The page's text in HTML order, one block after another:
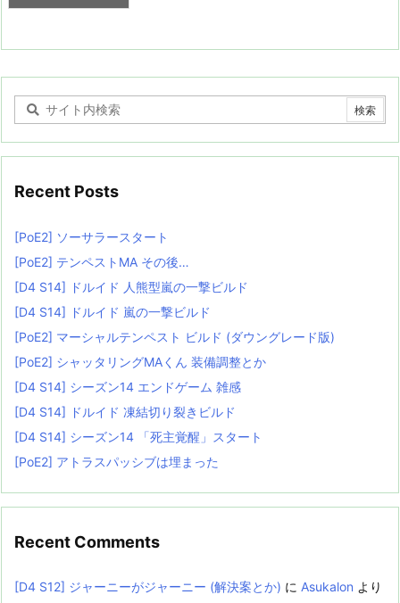
Recent Posts
[PoE2] ソーサラースタート
[PoE2] テンペストMA その後…
[D4 S14] ドルイド 人熊型嵐の一撃ビルド
[D4 S14] ドルイド 嵐の一撃ビルド
[PoE2] マーシャルテンペスト ビルド (ダウングレード版)
[PoE2] シャッタリングMAくん 装備調整とか
[D4 S14] シーズン14 エンドゲーム 雑感
[D4 S14] ドルイド 凍結切り裂きビルド
[D4 S14] シーズン14 「死主覚醒」スタート
[PoE2] アトラスパッシブは埋まった
Recent Comments
[D4 S12] ジャーニーがジャーニー (解決案とか) に Asukalon より